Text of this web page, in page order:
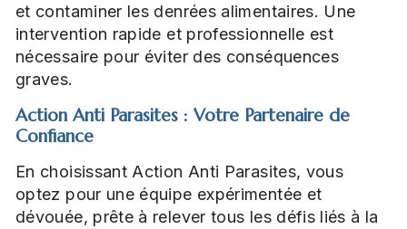
et contaminer les denrées alimentaires. Une
intervention rapide et professionnelle est
nécessaire pour éviter des conséquences
graves.
Action Anti Parasites : Votre Partenaire de
Confiance
En choisissant Action Anti Parasites, vous
optez pour une équipe expérimentée et
dévouée, prête à relever tous les défis liés à la